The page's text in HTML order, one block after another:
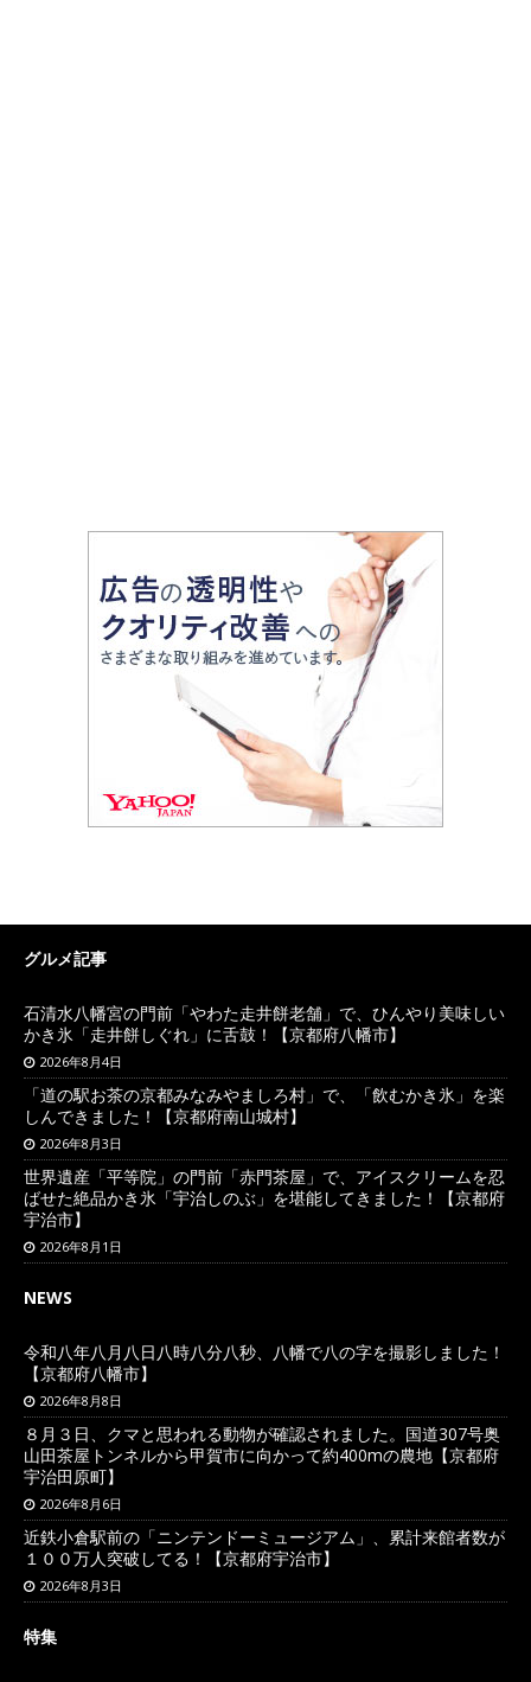
グルメ記事
石清水八幡宮の門前「やわた走井餅老舗」で、ひんやり美味しい
かき氷「走井餅しぐれ」に舌鼓！【京都府八幡市】
2026年8月4日
「道の駅お茶の京都みなみやましろ村」で、「飲むかき氷」を楽
しんできました！【京都府南山城村】
2026年8月3日
世界遺産「平等院」の門前「赤門茶屋」で、アイスクリームを忍
ばせた絶品かき氷「宇治しのぶ」を堪能してきました！【京都府
宇治市】
2026年8月1日
NEWS
令和八年八月八日八時八分八秒、八幡で八の字を撮影しました！
【京都府八幡市】
2026年8月8日
８月３日、クマと思われる動物が確認されました。国道307号奥
山田茶屋トンネルから甲賀市に向かって約400mの農地【京都府
宇治田原町】
2026年8月6日
近鉄小倉駅前の「ニンテンドーミュージアム」、累計来館者数が
１００万人突破してる！【京都府宇治市】
2026年8月3日
特集